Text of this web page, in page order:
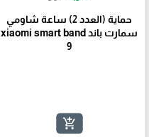
حماية (العدد 2) ساعة شاومي
سمارت باند xiaomi smart band
9
add_shopping_cart